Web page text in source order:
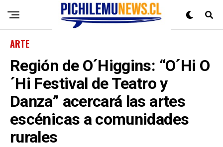
ARTE
Región de O´Higgins: “O´Hi O
´Hi Festival de Teatro y
Danza” acercará las artes
escénicas a comunidades
rurales